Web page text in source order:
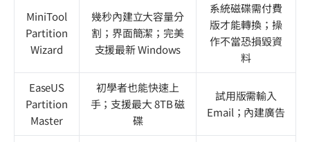
MiniTool
Partition
Wizard
幾秒內建立大容量分
割；界面簡潔；完美
支援最新 Windows
系統磁碟需付費
版才能轉換；操
作不當恐損毀資
料
EaseUS
Partition
Master
初學者也能快速上
手；支援最大 8TB 磁
碟
試用版需輸入
Email；內建廣告